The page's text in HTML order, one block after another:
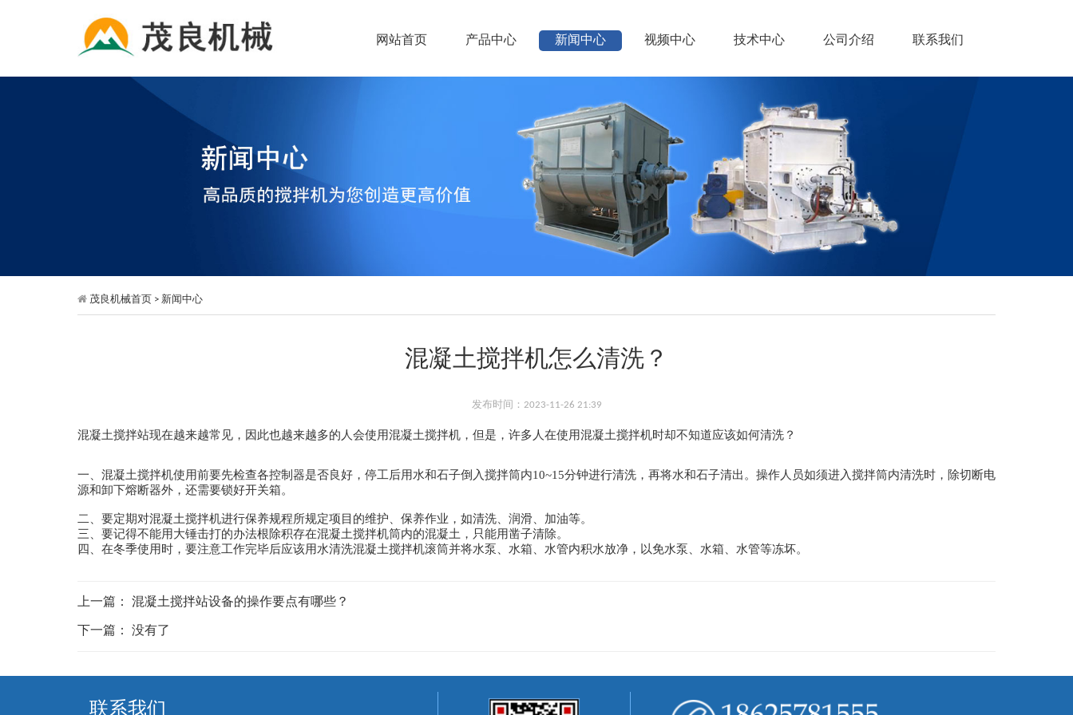
网站首页 产品中心 新闻中心 视频中心 技术中心 公司介绍 联系我们
茂良机械首页 > 新闻中心
混凝土搅拌机怎么清洗？
发布时间：2023-11-26 21:39
混凝土搅拌站现在越来越常见，因此也越来越多的人会使用混凝土搅拌机，但是，许多人在使用混凝土搅拌机时却不知道应该如何清洗？
一、混凝土搅拌机使用前要先检查各控制器是否良好，停工后用水和石子倒入搅拌筒内10~15分钟进行清洗，再将水和石子清出。操作人员如须进入搅拌筒内清洗时，除切断电
源和卸下熔断器外，还需要锁好开关箱。
二、要定期对混凝土搅拌机进行保养规程所规定项目的维护、保养作业，如清洗、润滑、加油等。
三、要记得不能用大锤击打的办法根除积存在混凝土搅拌机筒内的混凝土，只能用凿子清除。
四、在冬季使用时，要注意工作完毕后应该用水清洗混凝土搅拌机滚筒并将水泵、水箱、水管内积水放净，以免水泵、水箱、水管等冻坏。
上一篇： 混凝土搅拌站设备的操作要点有哪些？
下一篇： 没有了
联系我们